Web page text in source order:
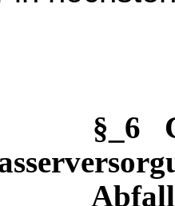
§_6